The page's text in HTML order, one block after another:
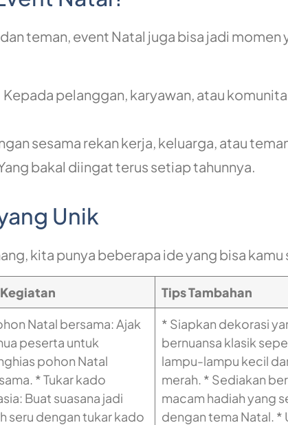
teman, event Natal juga bisa jadi momen
Kepada pelanggan, karyawan, atau
sesama rekan kerja, keluarga, atau
bakal diingat terus setiap tahunnya.
Unik
kita punya beberapa ide yang bisa
Tips Tambahan
Natal bersama: Ajak
peserta untuk
pohon Natal
* Tukar kado
Buat suasana jadi
seru dengan tukar kado
* Siapkan dekorasi
bernuansa klasik
lampu-lampu kecil
merah. * Sediakan
macam hadiah yang
dengan tema Natal. *